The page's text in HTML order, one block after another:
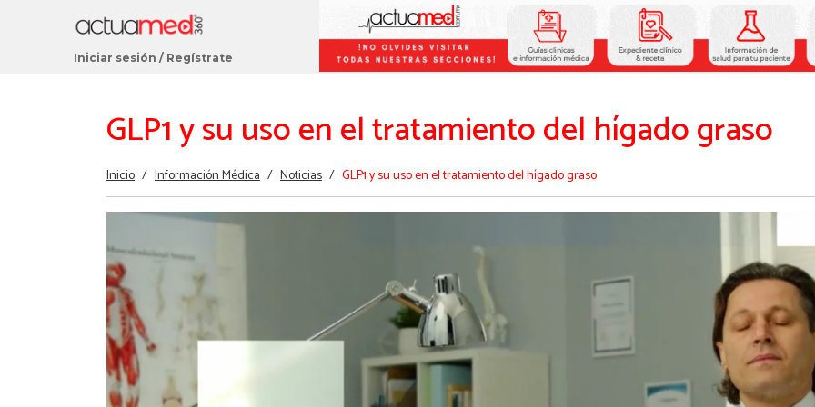
Iniciar sesión / Regístrate
GLP1 y su uso en el tratamiento del hígado graso
Estás
aquí
Inicio / Información Médica / Noticias / GLP1 y su uso en el tratamiento del hígado graso